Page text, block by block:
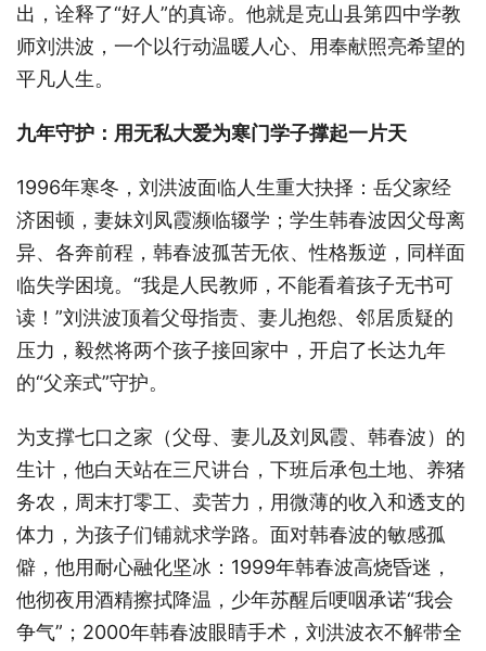
出，诠释了“好人”的真谛。他就是克山县第四中学教
师刘洪波，一个以行动温暖人心、用奉献照亮希望的
平凡人生。
九年守护：用无私大爱为寒门学子撑起一片天
1996年寒冬，刘洪波面临人生重大抉择：岳父家经
济困顿，妻妹刘凤霞濒临辍学；学生韩春波因父母离
异、各奔前程，韩春波孤苦无依、性格叛逆，同样面
临失学困境。“我是人民教师，不能看着孩子无书可
读！”刘洪波顶着父母指责、妻儿抱怨、邻居质疑的
压力，毅然将两个孩子接回家中，开启了长达九年
的“父亲式”守护。
为支撑七口之家（父母、妻儿及刘凤霞、韩春波）的
生计，他白天站在三尺讲台，下班后承包土地、养猪
务农，周末打零工、卖苦力，用微薄的收入和透支的
体力，为孩子们铺就求学路。面对韩春波的敏感孤
僻，他用耐心融化坚冰：1999年韩春波高烧昏迷，
他彻夜用酒精擦拭降温，少年苏醒后哽咽承诺“我会
争气”；2000年韩春波眼睛手术，刘洪波衣不解带全